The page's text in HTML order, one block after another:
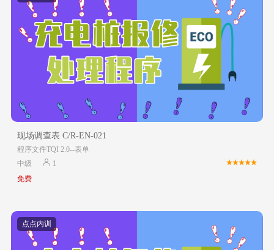
现场调查表 C/R-EN-021
程序文件TQI 2.0--表单
中级
1
免费
点点内训